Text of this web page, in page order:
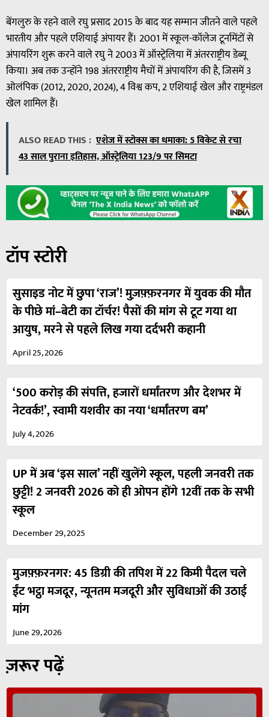
बेंगलुरु के रहने वाले रघु प्रसाद 2015 के बाद यह सम्मान जीतने वाले पहले
भारतीय और पहले एशियाई अंपायर हैं। 2001 में स्कूल-कॉलेज टूर्नामेंटों से
अंपायरिंग शुरू करने वाले रघु ने 2003 में ऑस्ट्रेलिया में अंतरराष्ट्रीय डेब्यू
किया। अब तक उन्होंने 198 अंतरराष्ट्रीय मैचों में अंपायरिंग की है, जिसमें 3
ओलंपिक (2012, 2020, 2024), 4 विश्व कप, 2 एशियाई खेल और राष्ट्रमंडल
खेल शामिल हैं।
ALSO READ THIS : एशेज में स्टोक्स का धमाका: 5 विकेट से रचा
43 साल पुराना इतिहास, ऑस्ट्रेलिया 123/9 पर सिमटा
टॉप स्टोरी
सुसाइड नोट में छुपा ‘राज’! मुज़फ़्फ़रनगर में युवक की मौत
के पीछे मां–बेटी का टॉर्चर! पैसों की मांग से टूट गया था
आयुष, मरने से पहले लिख गया दर्दभरी कहानी
April 25, 2026
‘500 करोड़ की संपत्ति, हजारों धर्मांतरण और देशभर में
नेटवर्क!’, स्वामी यशवीर का नया ‘धर्मांतरण बम’
July 4, 2026
UP में अब ‘इस साल’ नहीं खुलेंगे स्कूल, पहली जनवरी तक
छुट्टी! 2 जनवरी 2026 को ही ओपन होंगे 12वीं तक के सभी
स्कूल
December 29, 2025
मुजफ़्फ़रनगर: 45 डिग्री की तपिश में 22 किमी पैदल चले
ईंट भट्ठा मजदूर, न्यूनतम मजदूरी और सुविधाओं की उठाई
मांग
June 29, 2026
ज़रूर पढ़ें